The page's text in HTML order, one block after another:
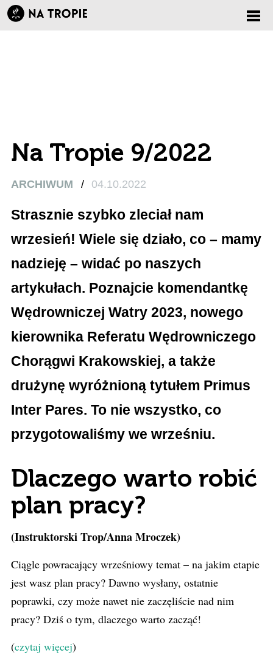
Na Tropie 9/2022
ARCHIWUM / 04.10.2022
Strasznie szybko zleciał nam
wrzesień! Wiele się działo, co – mamy
nadzieję – widać po naszych
artykułach. Poznajcie komendantkę
Wędrowniczej Watry 2023, nowego
kierownika Referatu Wędrowniczego
Chorągwi Krakowskiej, a także
drużynę wyróżnioną tytułem Primus
Inter Pares. To nie wszystko, co
przygotowaliśmy we wrześniu.
Dlaczego warto robić
plan pracy?
(Instruktorski Trop/Anna Mroczek)
Ciągle powracający wrześniowy temat – na jakim etapie
jest wasz plan pracy? Dawno wysłany, ostatnie
poprawki, czy może nawet nie zaczęliście nad nim
pracy? Dziś o tym, dlaczego warto zacząć!
(czytaj więcej)